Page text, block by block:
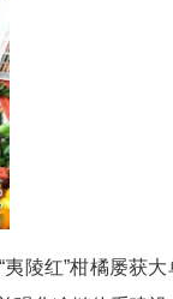
区饮用水水
地，绿色食
在种植过程
用、农业投
丽、肉质脆